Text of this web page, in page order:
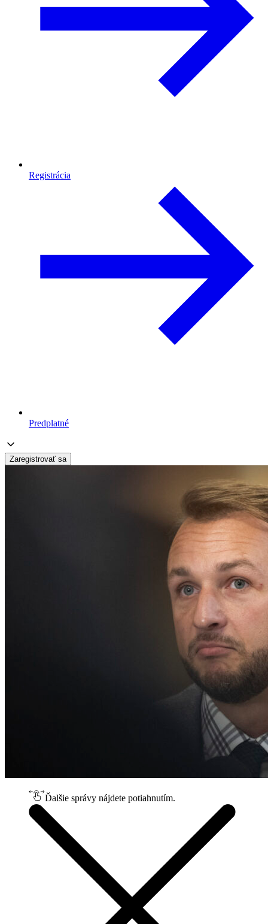
Registrácia
Predplatné
Zaregistrovať sa
Ďalšie správy nájdete potiahnutím.